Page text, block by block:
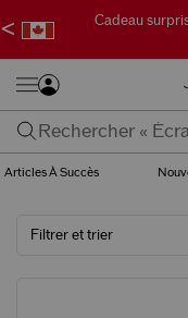
Expédition
<
Articles À Succès
Filtrer et trier